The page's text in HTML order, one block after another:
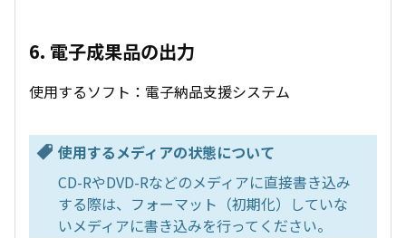
6. 電子成果品の出力
使用するソフト：電子納品支援システム
使用するメディアの状態について
CD-RやDVD-Rなどのメディアに直接書き込み
する際は、フォーマット（初期化）していな
いメディアに書き込みを行ってください。